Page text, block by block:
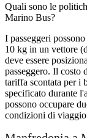
Quali sono le
Marino Bus?
I passeggeri
10 kg in un vettore
deve essere
passeggero. Il costo
tariffa scontata per i
specificato durante
possono occupare
condizioni di